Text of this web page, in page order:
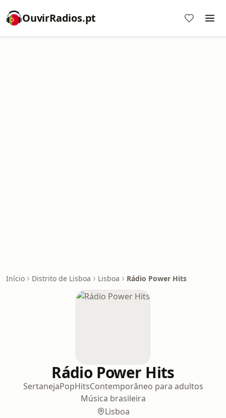
OuvirRadios.pt
Início Distrito de Lisboa Lisboa Rádio Power Hits
Rádio Power Hits
SertanejaPopHitsContemporâneo para adultos
Música brasileira
Lisboa